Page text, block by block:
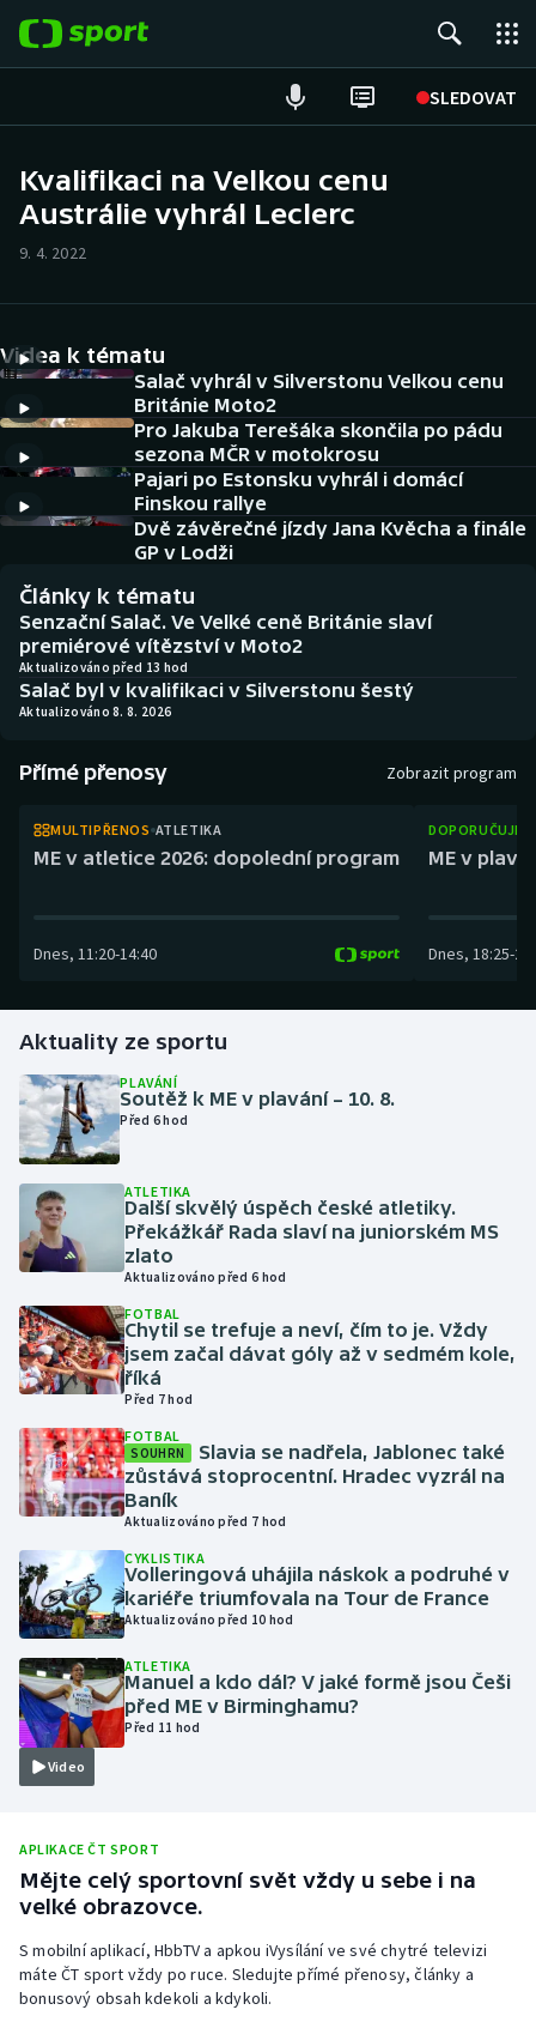
SLEDOVAT
Hokej
Cyklistika
DALŠÍ SPORTY
Americký fotbal
Baseball a softbal
Basketbal
Biatlon
Box
Curling
Florbal
Futsal
Golf
Gymnastika
Házená
Jezdectví
Judo
Krasobruslení
Lyže a snowboard
Moderní pětiboj
Motorsport
Olympijské hry
Parasport
Plavání
Ragby
Rychlostní kanoistika
NEPŘEHLÉDNĚTE
Historické návraty
Aplikace ČT sport
Kvalifikaci na Velkou cenu
Austrálie vyhrál Leclerc
9. 4. 2022
Videa k tématu
Salač vyhrál v Silverstonu Velkou cenu
Británie Moto2
Pro Jakuba Terešáka skončila po pádu
sezona MČR v motokrosu
Pajari po Estonsku vyhrál i domácí
Finskou rallye
Dvě závěrečné jízdy Jana Kvěcha a finále
GP v Lodži
Články k tématu
Senzační Salač. Ve Velké ceně Británie slaví
premiérové vítězství v Moto2
Aktualizováno před 13 hod
Salač byl v kvalifikaci v Silverstonu šestý
Aktualizováno 8. 8. 2026
Přímé přenosy Zobrazit program
MULTIPŘENOS ATLETIKA
ME v atletice 2026: dopolední program
Dnes, 11:20-14:40
ME v
Dnes, 18:25-
Aktuality ze sportu
PLAVÁNÍ
Soutěž k ME v plavání – 10. 8.
Před 6 hod
ATLETIKA
Další skvělý úspěch české atletiky.
Překážkář Rada slaví na juniorském MS
zlato
Aktualizováno před 6 hod
FOTBAL
Chytil se trefuje a neví, čím to je. Vždy
jsem začal dávat góly až v sedmém kole,
říká
Před 7 hod
FOTBAL
SOUHRN
Slavia se nadřela, Jablonec také
zůstává stoprocentní. Hradec vyzrál na
Baník
Aktualizováno před 7 hod
CYKLISTIKA
Volleringová uhájila náskok a podruhé v
kariéře triumfovala na Tour de France
Aktualizováno před 10 hod
Video
ATLETIKA
Manuel a kdo dál? V jaké formě jsou Češi
před ME v Birminghamu?
Před 11 hod
APLIKACE ČT SPORT
Mějte celý sportovní svět vždy u sebe i na
velké obrazovce.
S mobilní aplikací, HbbTV a apkou iVysílání ve své chytré televizi
máte ČT sport vždy po ruce. Sledujte přímé přenosy, články a
bonusový obsah kdekoli a kdykoli.